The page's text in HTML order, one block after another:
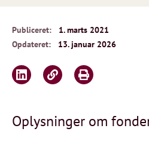
Publiceret:
1. marts 2021
Opdateret:
13. januar 2026
Oplysninger om